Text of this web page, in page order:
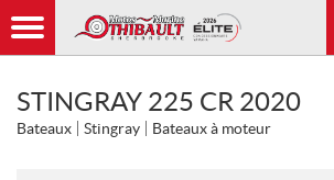
STINGRAY 225 CR 2020
Bateaux Stingray Bateaux à moteur